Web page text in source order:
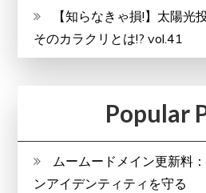
【知らなきゃ損!】太陽光
そのカラクリとは!? vol.41
Popular
ムームードメイン更新料
ンアイデンティティを守る